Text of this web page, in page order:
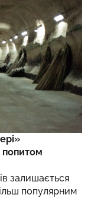
попитом
залишається
популярним